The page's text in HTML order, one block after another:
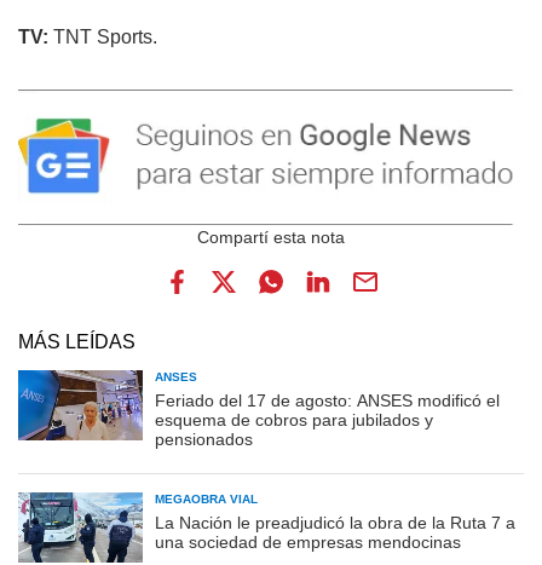
TV: TNT Sports.
MÁS LEÍDAS
ANSES
Feriado del 17 de agosto: ANSES modificó el
esquema de cobros para jubilados y
pensionados
MEGAOBRA VIAL
La Nación le preadjudicó la obra de la Ruta 7 a
una sociedad de empresas mendocinas